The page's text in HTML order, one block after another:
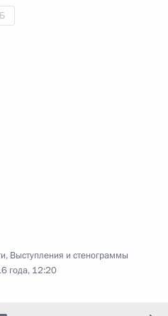
, Выступления и стенограммы
года, 12:20